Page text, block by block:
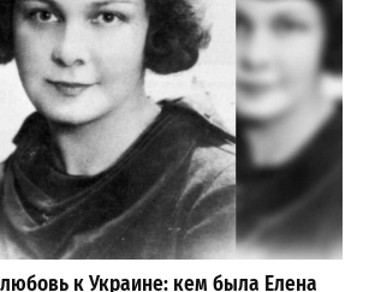
к Украине: кем была Елена